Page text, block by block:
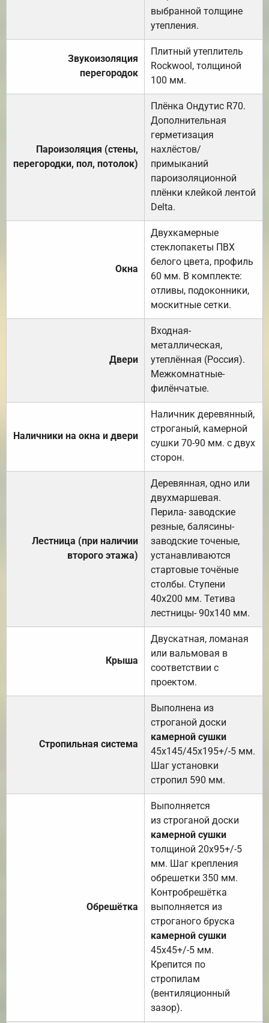
выбранной толщине
утепления.
Звукоизоляция
перегородок
Плитный утеплитель
Rockwool, толщиной
100 мм.
Пароизоляция (стены,
перегородки, пол, потолок)
Плёнка Ондутис R70.
Дополнительная
герметизация
нахлёстов/
примыканий
пароизоляционной
плёнки клейкой лентой
Delta.
Окна
Двухкамерные
стеклопакеты ПВХ
белого цвета, профиль
60 мм. В комплекте:
отливы, подоконники,
москитные сетки.
Двери
Входная-
металлическая,
утеплённая (Россия).
Межкомнатные-
филёнчатые.
Наличники на окна и двери
Наличник деревянный,
строганый, камерной
сушки 70-90 мм. с двух
сторон.
Лестница (при наличии
второго этажа)
Деревянная, одно или
двухмаршевая.
Перила- заводские
резные, балясины-
заводские точеные,
устанавливаются
стартовые точёные
столбы. Ступени
40х200 мм. Тетива
лестницы- 90х140 мм.
Крыша
Двускатная, ломаная
или вальмовая в
соответствии с
проектом.
Стропильная система
Выполнена из
строганой доски
камерной сушки
45х145/45х195+/-5 мм.
Шаг установки
стропил 590 мм.
Обрешётка
Выполняется
из строганой доски
камерной сушки
толщиной 20х95+/-5
мм. Шаг крепления
обрешетки 350 мм.
Контробрешётка
выполняется из
строганого бруска
камерной сушки
45х45+/-5 мм.
Крепится по
стропилам
(вентиляционный
зазор).